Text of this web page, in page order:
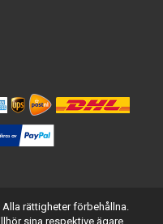
Alla rättigheter förbehållna.
sina respektive ägare.